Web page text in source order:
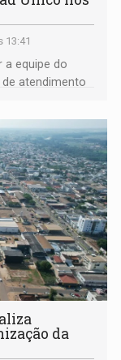
13:41
a equipe do
atendimento
da